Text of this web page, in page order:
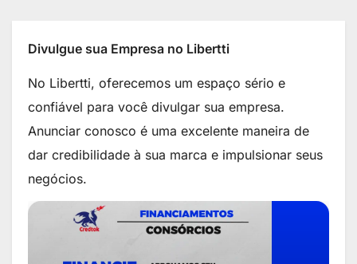
Divulgue sua Empresa no Libertti
No Libertti, oferecemos um espaço sério e
confiável para você divulgar sua empresa.
Anunciar conosco é uma excelente maneira de
dar credibilidade à sua marca e impulsionar seus
negócios.